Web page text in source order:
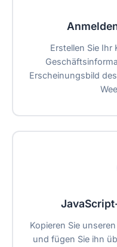
Erstellen Sie Ihr
Erscheinungsbild
Kopieren Sie
und fügen Sie ihn